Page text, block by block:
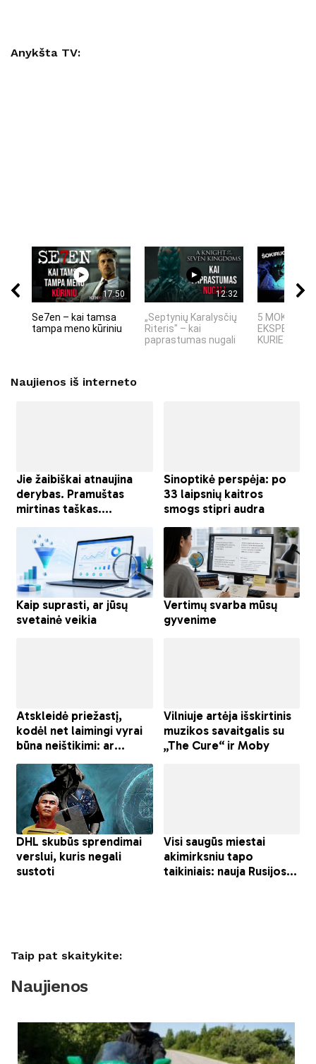
Anykšta TV:
17:50
Se7en – kai tamsa
tampa meno kūriniu
12:32
„Septynių Karalysčių
Riteris" – kai
paprastumas nugali
5 MOKSLINIAI
KURIE
Naujienos iš interneto
Taip pat skaitykite:
Naujienos